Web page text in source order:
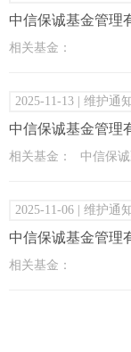
中信保诚基金管理
相关基金：
2025-11-13 | 维护通
中信保诚基金管理
相关基金：
2025-11-06 | 维护通
中信保诚基金管理
相关基金：